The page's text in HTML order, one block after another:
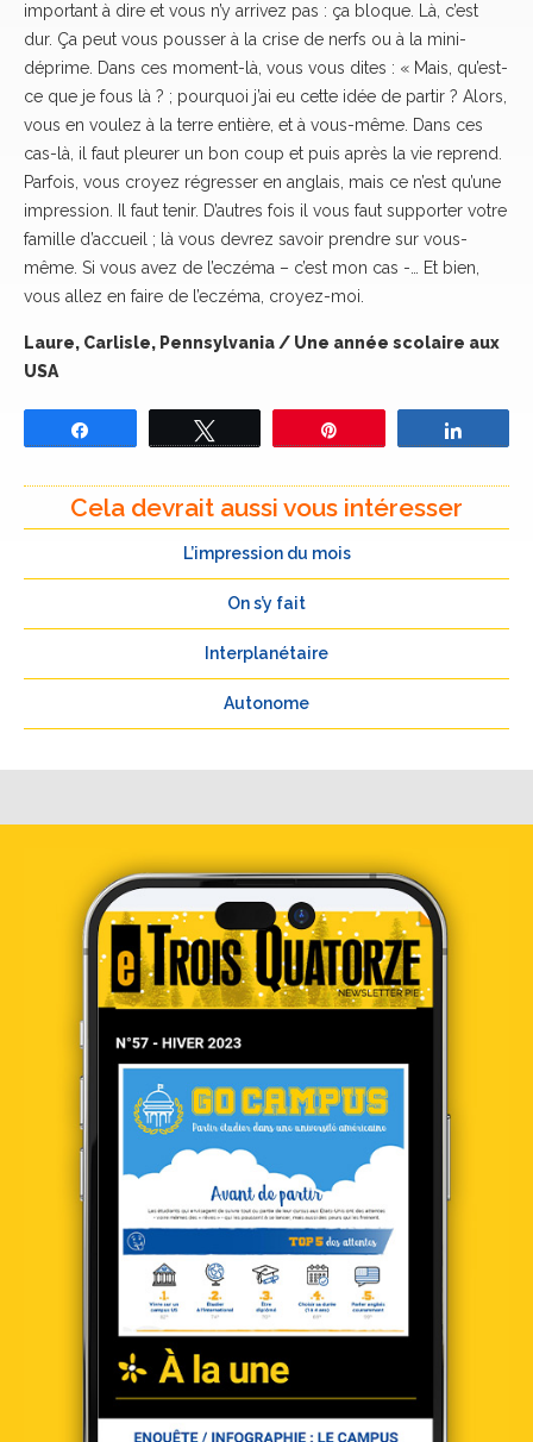
important à dire et vous n’y arrivez pas : ça bloque. Là, c’est
dur. Ça peut vous pousser à la crise de nerfs ou à la mini-
déprime. Dans ces moment-là, vous vous dites : « Mais, qu’est-
ce que je fous là ? ; pourquoi j’ai eu cette idée de partir ? Alors,
vous en voulez à la terre entière, et à vous-même. Dans ces
cas-là, il faut pleurer un bon coup et puis après la vie reprend.
Parfois, vous croyez régresser en anglais, mais ce n’est qu’une
impression. Il faut tenir. D’autres fois il vous faut supporter votre
famille d’accueil ; là vous devrez savoir prendre sur vous-
même. Si vous avez de l’eczéma – c’est mon cas -… Et bien,
vous allez en faire de l’eczéma, croyez-moi.
Laure, Carlisle, Pennsylvania / Une année scolaire aux
USA
Cela devrait aussi vous intéresser
L’impression du mois
On s’y fait
Interplanétaire
Autonome